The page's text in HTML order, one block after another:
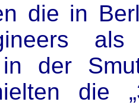
die in
der
die